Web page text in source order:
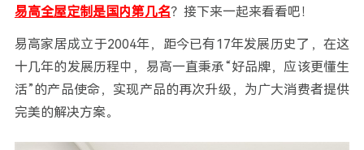
易高全屋定制是国内第几名？接下来一起来看看吧！
易高家居成立于2004年，距今已有17年发展历史了，在这
十几年的发展历程中，易高一直秉承“好品牌，应该更懂生
活”的产品使命，实现产品的再次升级，为广大消费者提供
完美的解决方案。